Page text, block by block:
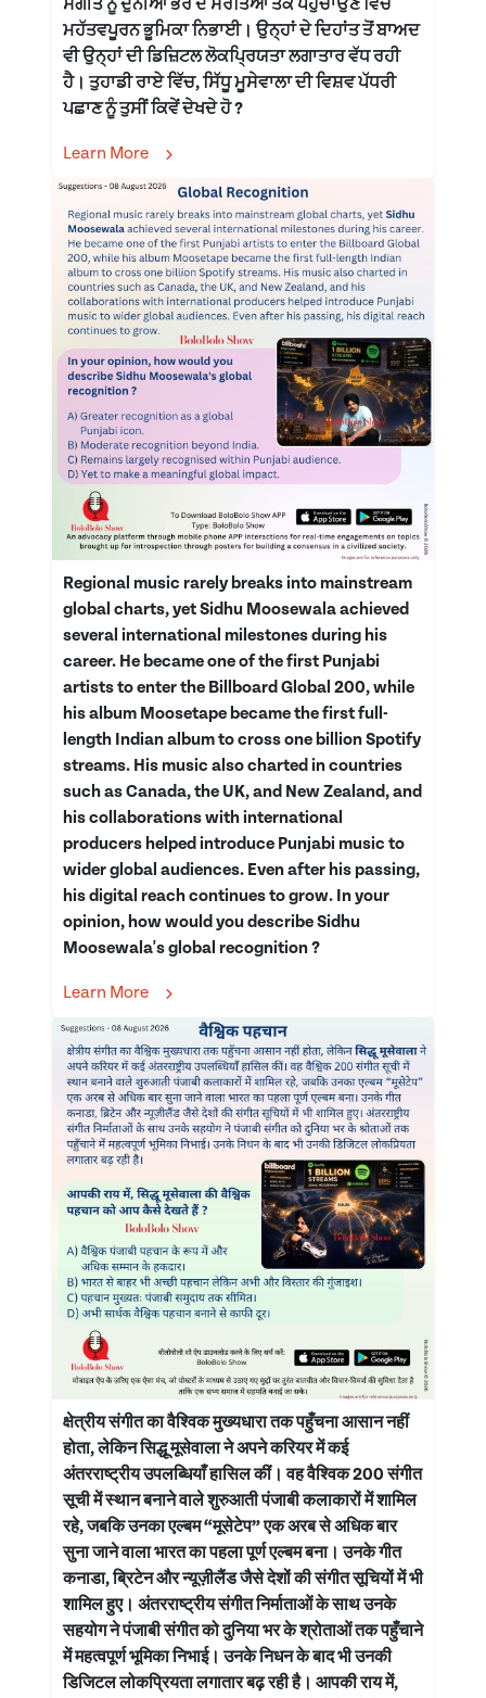
ਸੰਗੀਤ ਨੂੰ ਦੁਨੀਆ ਭਰ ਦੇ ਸਰੋਤਿਆਂ ਤੱਕ ਪਹੁੰਚਾਉਣ ਵਿੱਚ
ਮਹੱਤਵਪੂਰਨ ਭੂਮਿਕਾ ਨਿਭਾਈ। ਉਨ੍ਹਾਂ ਦੇ ਦਿਹਾਂਤ ਤੋਂ ਬਾਅਦ
ਵੀ ਉਨ੍ਹਾਂ ਦੀ ਡਿਜ਼ਿਟਲ ਲੋਕਪ੍ਰਿਯਤਾ ਲਗਾਤਾਰ ਵੱਧ ਰਹੀ
ਹੈ। ਤੁਹਾਡੀ ਰਾਏ ਵਿੱਚ, ਸਿੱਧੂ ਮੂਸੇਵਾਲਾ ਦੀ ਵਿਸ਼ਵ ਪੱਧਰੀ
ਪਛਾਣ ਨੂੰ ਤੁਸੀਂ ਕਿਵੇਂ ਦੇਖਦੇ ਹੋ ?
Learn More
Regional music rarely breaks into mainstream
global charts, yet Sidhu Moosewala achieved
several international milestones during his
career. He became one of the first Punjabi
artists to enter the Billboard Global 200, while
his album Moosetape became the first full-
length Indian album to cross one billion Spotify
streams. His music also charted in countries
such as Canada, the UK, and New Zealand, and
his collaborations with international
producers helped introduce Punjabi music to
wider global audiences. Even after his passing,
his digital reach continues to grow. In your
opinion, how would you describe Sidhu
Moosewala's global recognition ?
Learn More
क्षेत्रीय संगीत का वैश्विक मुख्यधारा तक पहुँचना आसान नहीं
होता, लेकिन सिद्धू मूसेवाला ने अपने करियर में कई
अंतरराष्ट्रीय उपलब्धियाँ हासिल कीं। वह वैश्विक 200 संगीत
सूची में स्थान बनाने वाले शुरुआती पंजाबी कलाकारों में शामिल
रहे, जबकि उनका एल्बम “मूसेटेप” एक अरब से अधिक बार
सुना जाने वाला भारत का पहला पूर्ण एल्बम बना। उनके गीत
कनाडा, ब्रिटेन और न्यूज़ीलैंड जैसे देशों की संगीत सूचियों में भी
शामिल हुए। अंतरराष्ट्रीय संगीत निर्माताओं के साथ उनके
सहयोग ने पंजाबी संगीत को दुनिया भर के श्रोताओं तक पहुँचाने
में महत्वपूर्ण भूमिका निभाई। उनके निधन के बाद भी उनकी
डिजिटल लोकप्रियता लगातार बढ़ रही है। आपकी राय में,